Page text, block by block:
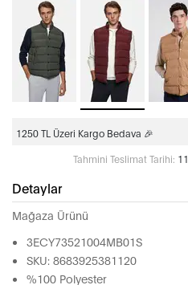
1250 TL Üzeri Kargo Bedava 🎉
Tahmini Teslimat Tarihi:
Detaylar
Mağaza Ürünü
3ECY73521004MB01S
SKU: 8683925381120
%100 Polyester